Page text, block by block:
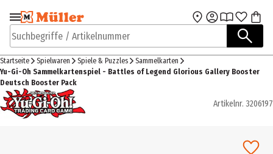
Zur Navigation
springen
Zum Hauptinhalt
Suchbegriffe / Artikelnummer
Startseite Spielwaren Spiele & Puzzles
Sammelkarten
Yu-Gi-Oh Sammelkartenspiel - Battles of Legend Glorious Gallery Booster
Deutsch Booster Pack
Artikelnr. 3206197